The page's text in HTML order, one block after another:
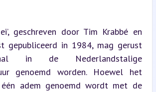
geschreven door Tim Krabbé en
gepubliceerd in 1984, mag gerust
in de Nederlandstalige
genoemd worden. Hoewel het
adem genoemd wordt met de